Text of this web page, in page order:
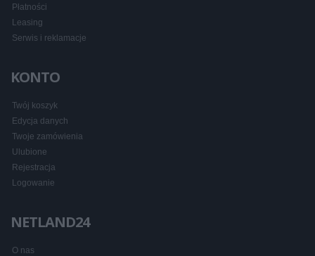
Płatności
Leasing
Serwis i reklamacje
KONTO
Twój koszyk
Edycja danych
Twoje zamówienia
Ulubione
Rejestracja
Logowanie
NETLAND24
O nas